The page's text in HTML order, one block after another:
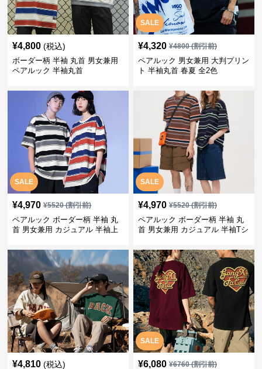
¥4,800 (税込)
ボーダー柄 半袖 丸首 男女兼用
ペアルック 半袖丸首
SALE
¥4,320 ¥4800(割引前)
ペアルック 男女兼用 大判プリン
ト 半袖丸首 春夏 全2色
SALE
¥4,970 ¥5520(割引前)
ペアルック ボーダー柄 半袖 丸
首 男女兼用 カジュアル 半袖上
SALE
¥4,970 ¥5520(割引前)
ペアルック ボーダー柄 半袖 丸
首 男女兼用 カジュアル 半袖Tシ
¥4,810 (税込)
SALE
¥6,080 ¥6760(割引前)